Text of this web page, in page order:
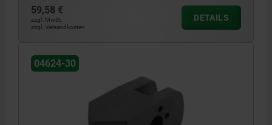
59,58 €
zzgl. MwSt.
zzgl. Versandkosten
DETAILS
04624-30